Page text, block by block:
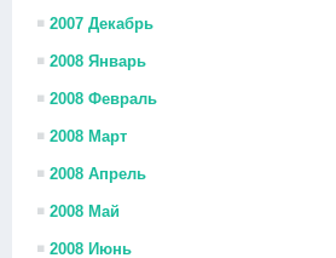
2007 Декабрь
2008 Январь
2008 Февраль
2008 Март
2008 Апрель
2008 Май
2008 Июнь